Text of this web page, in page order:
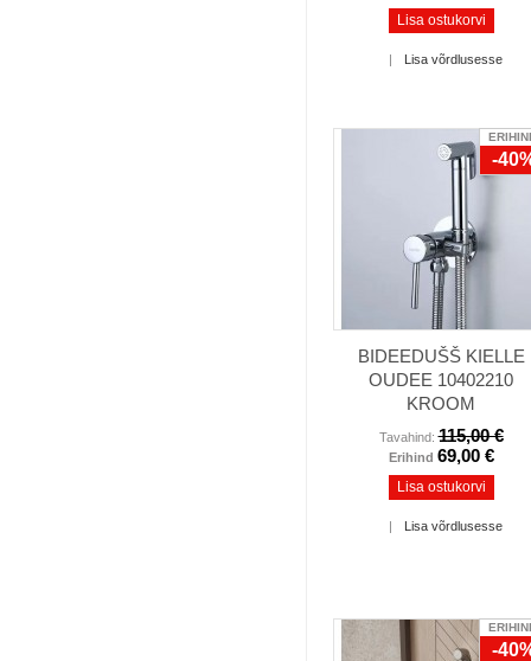
Lisa ostukorvi
| Lisa võrdlusesse
-
BIDEEDUŠŠ KIELLE
OUDEE 10402210
KROOM
Tavahind: 115,00 €
Erihind 69,00 €
Lisa ostukorvi
| Lisa võrdlusesse
-